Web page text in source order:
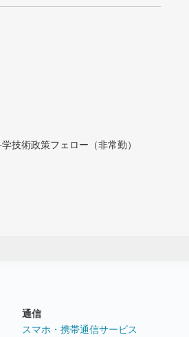
技術政策フェロー（非常勤）
通信
スマホ・携帯通信サービス